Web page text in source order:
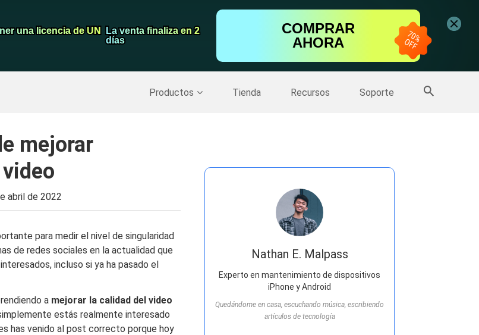
una licencia de UN
una licencia de UN
La venta finaliza en 2
días
La venta finaliza en 2
días
COMPRAR
AHORA
Productos Tienda Recursos Soporte
Copia de seguridad del iPhone >> Más productos
mejorar
abril de 2022
para medir el nivel de singularidad
de redes sociales en la actualidad que
incluso si ya ha pasado el
a mejorar la calidad del video
estás realmente interesado
has venido al post correcto porque hoy
Nathan E. Malpass
Experto en mantenimiento de dispositivos
iPhone y Android
Quedándome en casa, escuchando música, escribiendo
artículos de tecnología